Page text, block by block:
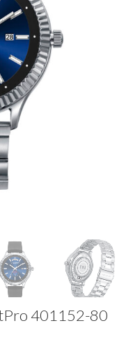
401152-80